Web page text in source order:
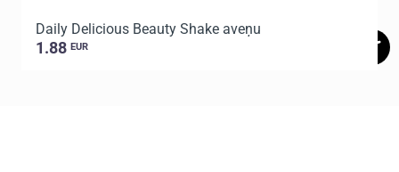
Daily Delicious Beauty Shake aveņu
1.88 EUR